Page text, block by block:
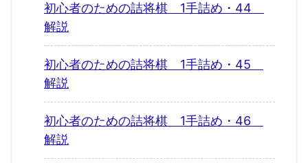
初心者のための詰将棋 1手詰め・44
解説
初心者のための詰将棋 1手詰め・45
解説
初心者のための詰将棋 1手詰め・46
解説